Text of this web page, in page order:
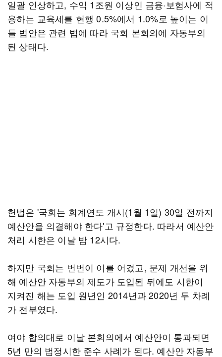
일괄 인상하고, 수익 1조원 이상인 금융·보험사에 적
용하는 교육세를 현행 0.5%에서 1.0%로 높이는 이
들 법안은 관련 법에 따라 국회 본회의에 자동부의
된 상태다.
헌법은 '국회는 회계연도 개시(1월 1일) 30일 전까지
예산안을 의결해야 한다'고 규정한다. 따라서 예산안
처리 시한은 이날 밤 12시다.
하지만 국회는 번번이 이를 어겼고, 문제 개선을 위
해 예산안 자동부의 제도가 도입된 뒤에도 시한이
지켜진 해는 도입 원년인 2014년과 2020년 두 차례
가 전부였다.
여야 합의대로 이날 본회의에서 예산안이 통과되면
5년 만의 법정시한 준수 사례가 된다. 예산안 자동부